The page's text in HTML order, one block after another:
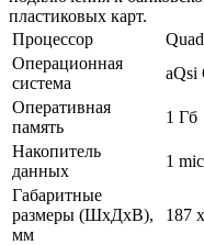
пластиковых карт.
Процессор
Операционная
система
aQsi
Оперативная
память
1 Гб
Накопитель
данных
1
Габаритные
размеры (ШхДхВ),
мм
187